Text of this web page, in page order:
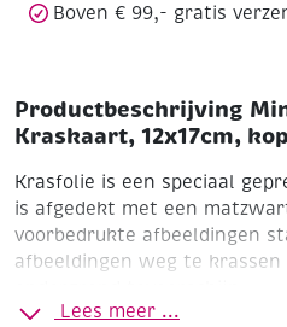
Boven € 99,- gratis
Productbeschrijving
Kraskaart, 12x17cm,
Krasfolie is een speciaal
is afgedekt met een
voorbedrukte afbeeldingen
afbeeldingen weg te
Lees meer ...